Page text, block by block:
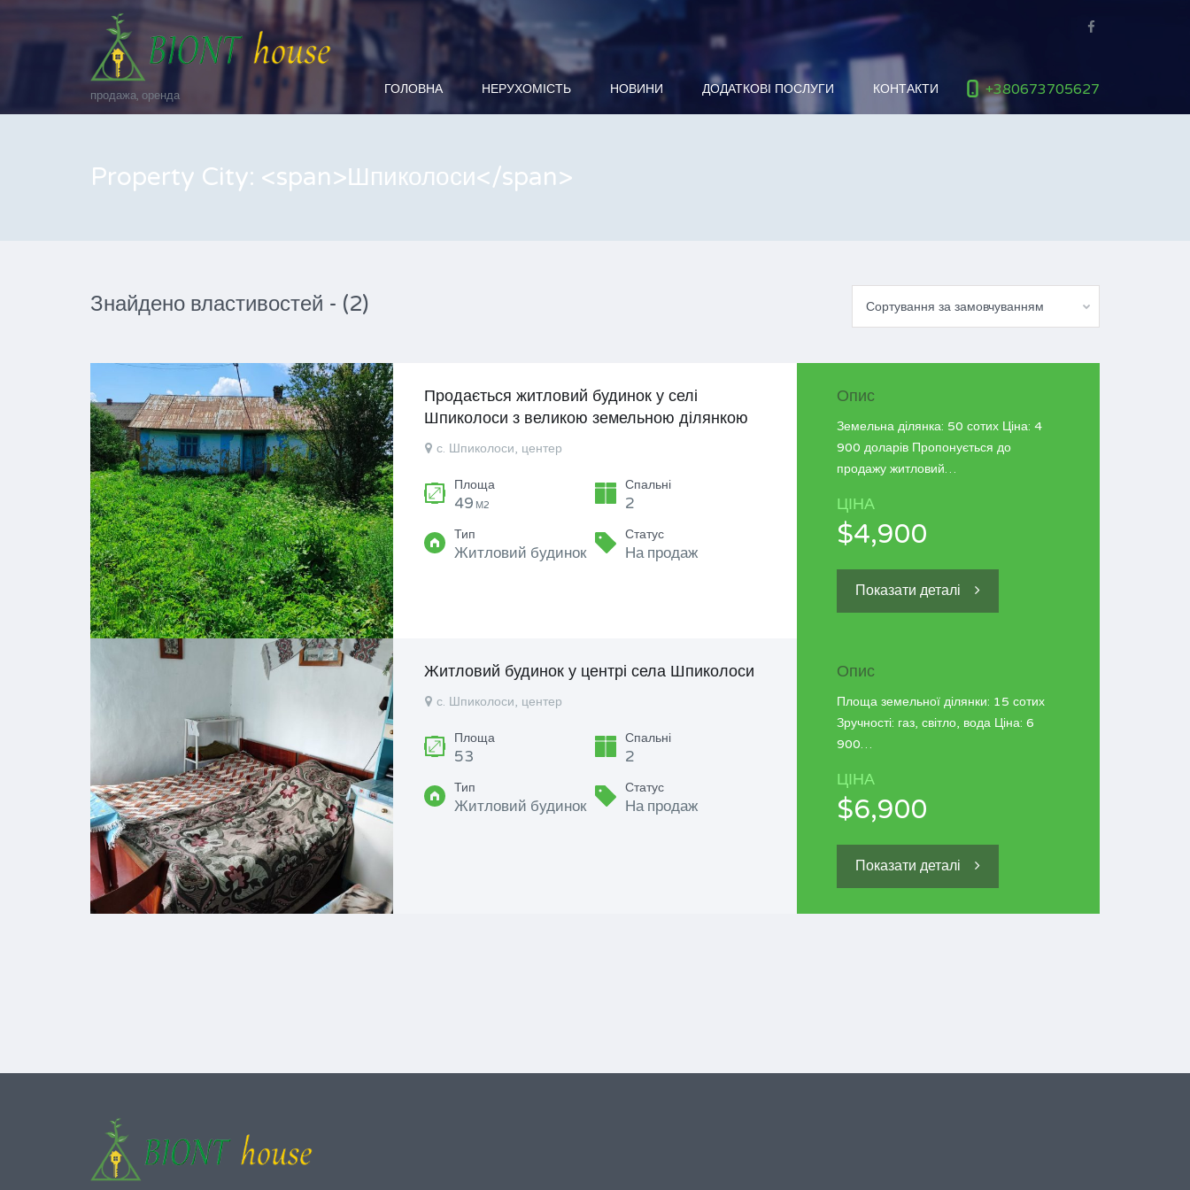
продажа, оренда +380673705627
ГОЛОВНА НЕРУХОМІСТЬ НОВИНИ ДОДАТКОВІ ПОСЛУГИ КОНТАКТИ
Property City: <span>Шпиколоси</span>
Знайдено властивостей - (2) Сортування за замовчуванням
Продається житловий будинок у селі
Шпиколоси з великою земельною ділянкою
с. Шпиколоси, центер
Площа
49 М2
Спальні
2
Тип
Житловий будинок
Статус
На продаж
Опис
Земельна ділянка: 50 сотих Ціна: 4
900 доларів Пропонується до
продажу житловий…
ЦІНА
$4,900
Показати деталі
Житловий будинок у центрі села Шпиколоси
с. Шпиколоси, центер
Площа
53
Спальні
2
Тип
Житловий будинок
Статус
На продаж
Опис
Площа земельної ділянки: 15 сотих
Зручності: газ, світло, вода Ціна: 6
900…
ЦІНА
$6,900
Показати деталі